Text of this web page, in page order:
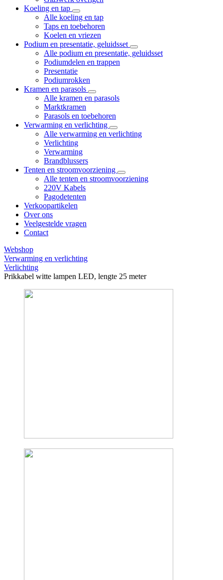
Koeling en tap
Alle koeling en tap
Taps en toebehoren
Koelen en vriezen
Podium en presentatie, geluidsset
Alle podium en presentatie, geluidsset
Podiumdelen en trappen
Presentatie
Podiumrokken
Kramen en parasols
Alle kramen en parasols
Marktkramen
Parasols en toebehoren
Verwarming en verlichting
Alle verwarming en verlichting
Verlichting
Verwarming
Brandblussers
Tenten en stroomvoorziening
Alle tenten en stroomvoorziening
220V Kabels
Pagodetenten
Verkoopartikelen
Over ons
Veelgestelde vragen
Contact
Webshop
Verwarming en verlichting
Verlichting
Prikkabel witte lampen LED, lengte 25 meter